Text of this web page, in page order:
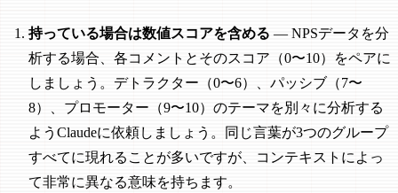
持っている場合は数値スコアを含める — NPSデータを分
析する場合、各コメントとそのスコア（0〜10）をペアに
しましょう。デトラクター（0〜6）、パッシブ（7〜
8）、プロモーター（9〜10）のテーマを別々に分析する
ようClaudeに依頼しましょう。同じ言葉が3つのグループ
すべてに現れることが多いですが、コンテキストによっ
て非常に異なる意味を持ちます。